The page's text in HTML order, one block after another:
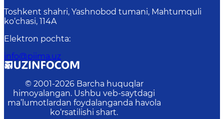
Toshkent shahri, Yashnobod tumani, Mahtumquli
ko‘chasi, 114A
Elektron pochta:
info@piima.uz
© 2001-2026 Barcha huquqlar
himoyalangan. Ushbu veb-saytdagi
ma’lumotlardan foydalanganda havola
ko‘rsatilishi shart.